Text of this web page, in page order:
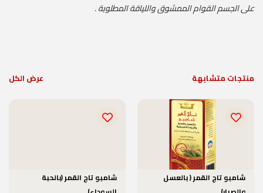
على الجسم القوام الممشوق واللياقة المطلوبة .
منتجات متشابهة عرض الكل
شامبو تاج القمر ( بالعسل
شامبو تاج القمر (بالحبة